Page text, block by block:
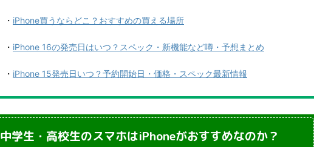
・ iPhone買うならどこ？おすすめの買える場所
・ iPhone 16の発売日はいつ？スペック・新機能など噂・予想まとめ
・ iPhone 15発売日いつ？予約開始日・価格・スペック最新情報
中学生・高校生のスマホはiPhoneがおすすめなのか？